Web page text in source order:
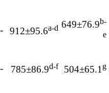
649±76.9b-
e
912±95.6a-d
-15
504±65.1g
785±86.9d-f
-18